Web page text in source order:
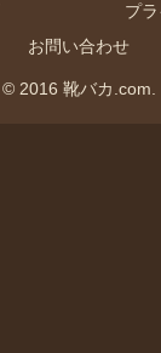
プ
お問い合わせ
© 2016 靴バカ.com.